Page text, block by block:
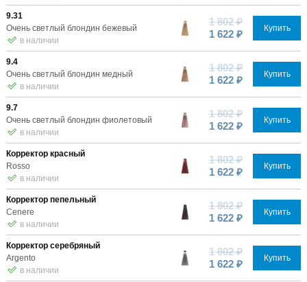
9.31
Очень светлый блондин бежевый
в наличии
1 802 ₽
1 622 ₽
Купить
9.4
Очень светлый блондин медный
в наличии
1 802 ₽
1 622 ₽
Купить
9.7
Очень светлый блондин фиолетовый
в наличии
1 802 ₽
1 622 ₽
Купить
Корректор красный
Rosso
в наличии
1 802 ₽
1 622 ₽
Купить
Корректор пепельный
Cenere
в наличии
1 802 ₽
1 622 ₽
Купить
Корректор серебряный
Argento
в наличии
1 802 ₽
1 622 ₽
Купить